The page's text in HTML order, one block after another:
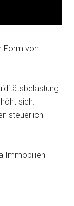
Form von
sich.
steuerlich
Immobilien